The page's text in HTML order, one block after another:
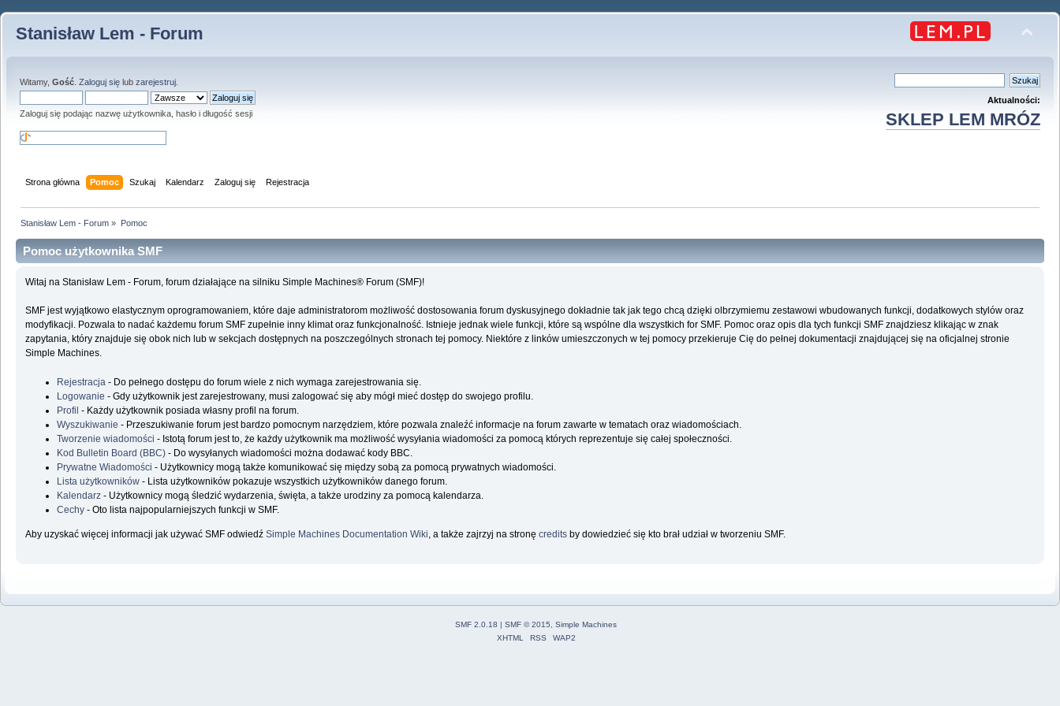
Stanisław Lem - Forum
Witamy, Gość Zaloguj się lub zarejestruj
Zaloguj się podając nazwę użytkownika, hasło i długość sesji
Aktualności:
SKLEP LEM MRÓZ
Strona główna Pomoc Szukaj Kalendarz Zaloguj się Rejestracja
Stanisław Lem - Forum » Pomoc
Pomoc użytkownika SMF
Witaj na Stanisław Lem - Forum, forum działające na silniku Simple Machines® Forum (SMF)!
SMF jest wyjątkowo elastycznym oprogramowaniem, które daje administratorom możliwość dostosowania forum dyskusyjnego dokładnie tak jak tego chcą dzięki olbrzymiemu zestawowi wbudowanych funkcji, dodatkowych stylów oraz
modyfikacji. Pozwala to nadać każdemu forum SMF zupełnie inny klimat oraz funkcjonalność. Istnieje jednak wiele funkcji, które są wspólne dla wszystkich for SMF. Pomoc oraz opis dla tych funkcji SMF znajdziesz klikając w znak
zapytania, który znajduje się obok nich lub w sekcjach dostępnych na poszczególnych stronach tej pomocy. Niektóre z linków umieszczonych w tej pomocy przekieruje Cię do pełnej dokumentacji znajdującej się na oficjalnej stronie
Simple Machines.
Rejestracja - Do pełnego dostępu do forum wiele z nich wymaga zarejestrowania się.
Logowanie - Gdy użytkownik jest zarejestrowany, musi zalogować się aby mógł mieć dostęp do swojego profilu.
Profil - Każdy użytkownik posiada własny profil na forum.
Wyszukiwanie - Przeszukiwanie forum jest bardzo pomocnym narzędziem, które pozwala znaleźć informacje na forum zawarte w tematach oraz wiadomościach.
Tworzenie wiadomości - Istotą forum jest to, że każdy użytkownik ma możliwość wysyłania wiadomości za pomocą których reprezentuje się całej społeczności.
Kod Bulletin Board (BBC) - Do wysyłanych wiadomości można dodawać kody BBC.
Prywatne Wiadomości - Użytkownicy mogą także komunikować się między sobą za pomocą prywatnych wiadomości.
Lista użytkowników - Lista użytkowników pokazuje wszystkich użytkowników danego forum.
Kalendarz - Użytkownicy mogą śledzić wydarzenia, święta, a także urodziny za pomocą kalendarza.
Cechy - Oto lista najpopularniejszych funkcji w SMF.
Aby uzyskać więcej informacji jak używać SMF odwiedźSimple Machines Documentation Wiki , a także zajrzyj na stronęcredits by dowiedzieć się kto brał udział w tworzeniu SMF.
SMF 2.0.18 | SMF © 2015, Simple Machines
XHTML
RSS WAP2